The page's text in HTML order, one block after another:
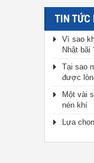
TIN TỨC
Vì sao
Nhật bãi
Tại sao
được
Một vài
nén khí
Lựa